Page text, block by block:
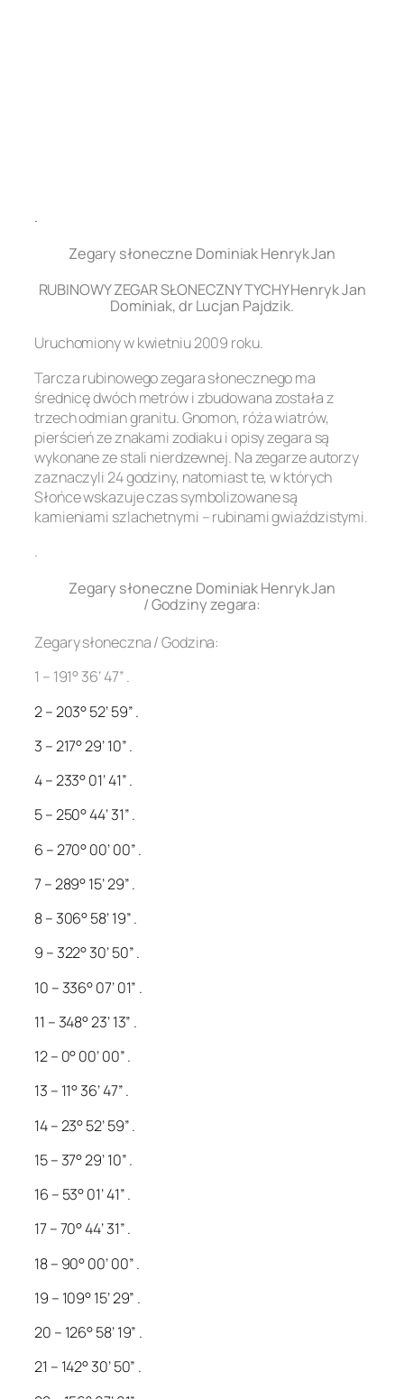
.
Zegary słoneczne Dominiak Henryk Jan
RUBINOWY ZEGAR SŁONECZNY TYCHY Henryk Jan
Dominiak, dr Lucjan Pajdzik.
Uruchomiony w kwietniu 2009 roku.
Tarcza rubinowego zegara słonecznego ma
średnicę dwóch metrów i zbudowana została z
trzech odmian granitu. Gnomon, róża wiatrów,
pierścień ze znakami zodiaku i opisy zegara są
wykonane ze stali nierdzewnej. Na zegarze autorzy
zaznaczyli 24 godziny, natomiast te, w których
Słońce wskazuje czas symbolizowane są
kamieniami szlachetnymi – rubinami gwiaździstymi.
.
Zegary słoneczne Dominiak Henryk Jan
/ Godziny zegara:
Zegary słoneczna / Godzina:
1 – 191° 36’ 47” .
2 – 203° 52’ 59” .
3 – 217° 29’ 10” .
4 – 233° 01’ 41” .
5 – 250° 44’ 31” .
6 – 270° 00’ 00” .
7 – 289° 15’ 29” .
8 – 306° 58’ 19” .
9 – 322° 30’ 50” .
10 – 336° 07’ 01” .
11 – 348° 23’ 13” .
12 – 0° 00’ 00” .
13 – 11° 36’ 47” .
14 – 23° 52’ 59” .
15 – 37° 29’ 10” .
16 – 53° 01’ 41” .
17 – 70° 44’ 31” .
18 – 90° 00’ 00” .
19 – 109° 15’ 29” .
20 – 126° 58’ 19” .
21 – 142° 30’ 50” .